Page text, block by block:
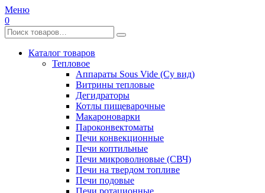
Меню
0
Каталог товаров
Тепловое
Аппараты Sous Vide (Су вид)
Витрины тепловые
Дегидраторы
Котлы пищеварочные
Макароноварки
Пароконвектоматы
Печи конвекционные
Печи коптильные
Печи микроволновые (СВЧ)
Печи на твердом топливе
Печи подовые
Печи ротационные